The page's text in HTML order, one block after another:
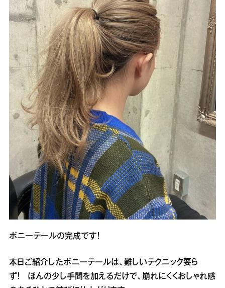
ポニーテールの完成です！
本日ご紹介したポニーテールは、難しいテクニック要ら
ず！ ほんの少し手間を加えるだけで、崩れにくくおしゃれ感